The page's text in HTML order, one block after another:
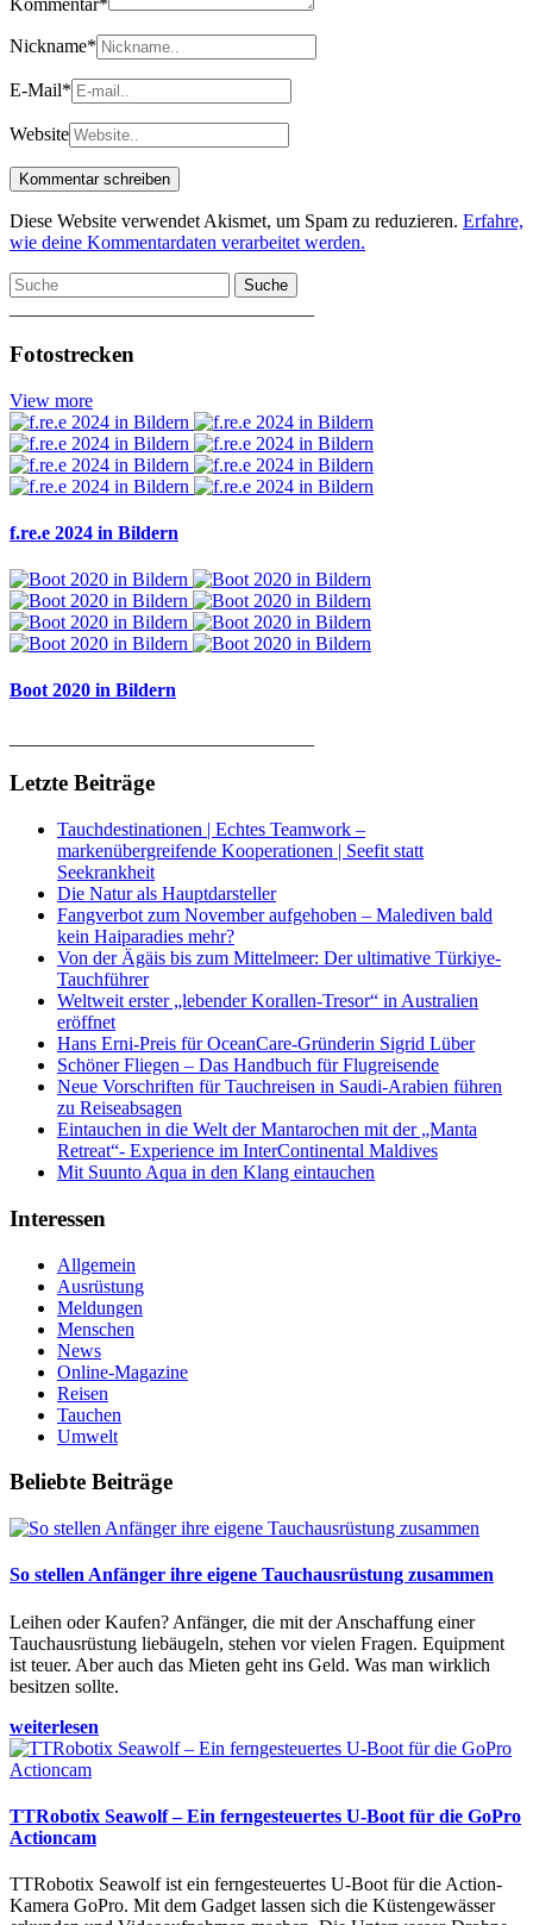
Kommentar*
Nickname*
E-Mail*
Website
Diese Website verwendet Akismet, um Spam zu reduzieren. Erfahre,
wie deine Kommentardaten verarbeitet werden.
Suche
Fotostrecken
View more
f.re.e 2024 in Bildern
Boot 2020 in Bildern
Letzte Beiträge
Tauchdestinationen | Echtes Teamwork –
markenübergreifende Kooperationen | Seefit statt
Seekrankheit
Die Natur als Hauptdarsteller
Fangverbot zum November aufgehoben – Malediven bald
kein Haiparadies mehr?
Von der Ägäis bis zum Mittelmeer: Der ultimative Türkiye-
Tauchführer
Weltweit erster „lebender Korallen-Tresor“ in Australien
eröffnet
Hans Erni-Preis für OceanCare-Gründerin Sigrid Lüber
Schöner Fliegen – Das Handbuch für Flugreisende
Neue Vorschriften für Tauchreisen in Saudi-Arabien führen
zu Reiseabsagen
Eintauchen in die Welt der Mantarochen mit der „Manta
Retreat“- Experience im InterContinental Maldives
Mit Suunto Aqua in den Klang eintauchen
Interessen
Allgemein
Ausrüstung
Meldungen
Menschen
News
Online-Magazine
Reisen
Tauchen
Umwelt
Beliebte Beiträge
So stellen Anfänger ihre eigene Tauchausrüstung zusammen
Leihen oder Kaufen? Anfänger, die mit der Anschaffung einer
Tauchausrüstung liebäugeln, stehen vor vielen Fragen. Equipment
ist teuer. Aber auch das Mieten geht ins Geld. Was man wirklich
besitzen sollte.
weiterlesen
TTRobotix Seawolf – Ein ferngesteuertes U-Boot für die GoPro
Actioncam
TTRobotix Seawolf ist ein ferngesteuertes U-Boot für die Action-
Kamera GoPro. Mit dem Gadget lassen sich die Küstengewässer